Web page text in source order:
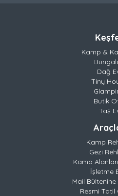
Kamp &
Dağ
Tiny
Butik
Taş
Kamp
Gezi
Kamp
İşletme
Mail
Resmi Tatil